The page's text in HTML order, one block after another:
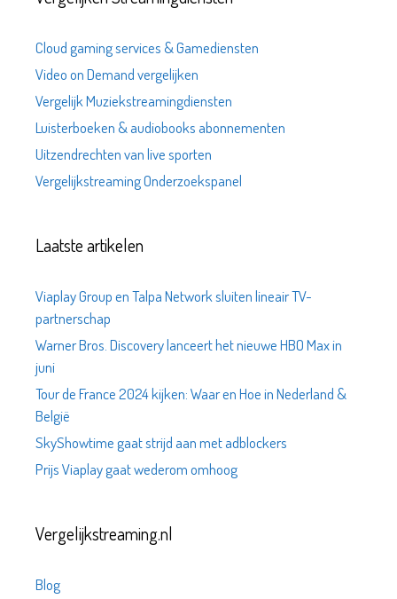
Cloud gaming services & Gamediensten
Video on Demand vergelijken
Vergelijk Muziekstreamingdiensten
Luisterboeken & audiobooks abonnementen
Uitzendrechten van live sporten
Vergelijkstreaming Onderzoekspanel
Laatste artikelen
Viaplay Group en Talpa Network sluiten lineair TV-
partnerschap
Warner Bros. Discovery lanceert het nieuwe HBO Max in
juni
Tour de France 2024 kijken: Waar en Hoe in Nederland &
België
SkyShowtime gaat strijd aan met adblockers
Prijs Viaplay gaat wederom omhoog
Vergelijkstreaming.nl
Blog